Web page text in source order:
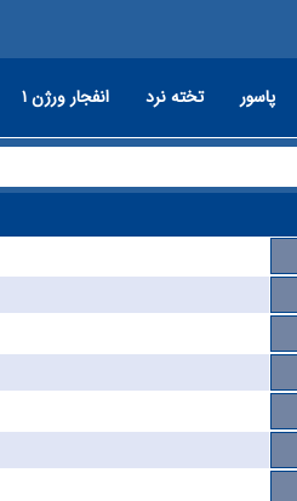
پاسور تخته نرد انفجار ورژن ۱